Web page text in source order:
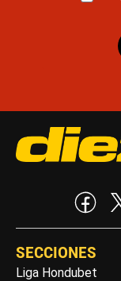
SECCIONES
Liga Hondubet